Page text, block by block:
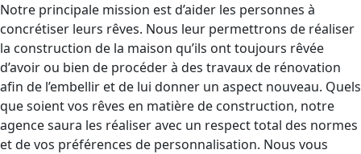
Notre principale mission est d’aider les personnes à
concrétiser leurs rêves. Nous leur permettrons de réaliser
la construction de la maison qu’ils ont toujours rêvée
d’avoir ou bien de procéder à des travaux de rénovation
afin de l’embellir et de lui donner un aspect nouveau. Quels
que soient vos rêves en matière de construction, notre
agence saura les réaliser avec un respect total des normes
et de vos préférences de personnalisation. Nous vous